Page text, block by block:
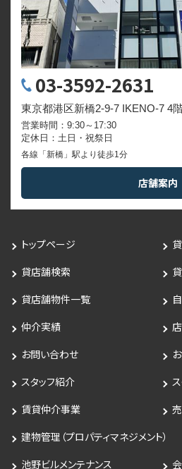
03-3592-2631
東京都港区新橋2-9-7 IKENO-7 4
営業時間：9:30～17:30
定休日：土日・祝祭日
各線「新橋」駅より徒歩1分
店舗案内
トップページ
貸店舗検索
貸店舗物件一覧
仲介実績
お問い合わせ
スタッフ紹介
賃貸仲介事業
建物管理（プロパティマネジメント）
池野ビルメンテナンス